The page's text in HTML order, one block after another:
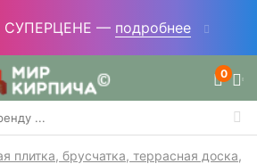
СУПЕРЦЕНЕ — подробнее
0
плитка, брусчатка, террасная доска,